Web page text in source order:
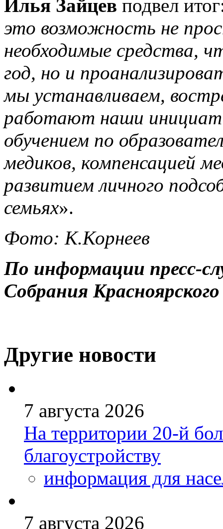
Илья Зайцев подвел
это возможность не
необходимые средства,
год, но и
мы устанавливаем,
работают наши
обучением по
медиков, компенсацией
развитием личного
семьях».
Фото: К.Корнеев
По информации пресс-
Собрания
Другие новости
7 августа 2026
На территории 20-й
благоустройству
информация для
7 августа 2026